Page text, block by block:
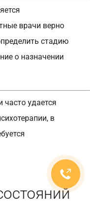
врачи верно
стадию
о назначении
часто удается
в